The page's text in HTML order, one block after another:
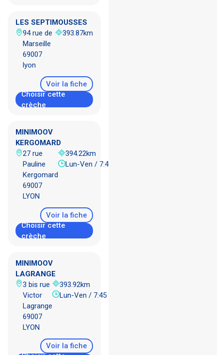
LES SEPTIMOUSSES
94 rue de
Marseille
69007
lyon
393.87km
Voir la fiche
Choisir cette
crèche
MINIMOOV
KERGOMARD
27 rue
Pauline
Kergomard
69007
LYON
394.22km
Lun-Ven / 7:45 - 18:45
Voir la fiche
Choisir cette
crèche
MINIMOOV
LAGRANGE
3 bis rue
Victor
Lagrange
69007
LYON
393.92km
Lun-Ven / 7:45 - 18:45
Voir la fiche